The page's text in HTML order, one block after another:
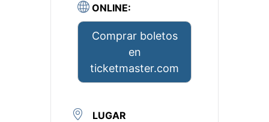
ONLINE:
Comprar boletos
en
ticketmaster.com
LUGAR